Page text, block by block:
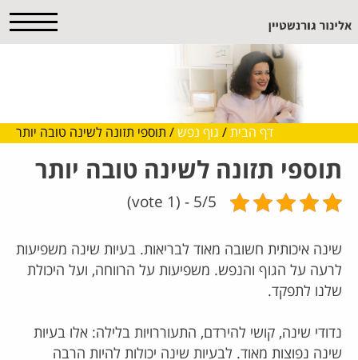
דף הבית / גוף נפש / תוספי תזונה לשינה טובה יותר
תוספי תזונה לשינה טובה יותר
5/5 - (1 vote)
שינה איכותית חשובה מאוד לבריאות. בעיות שינה משפיעות
לרעה על הגוף והנפש. משפיעות על הרווחה, ועל היכולת
שלנו לתפקד.
נדודי שינה, קושי להירדם, התעוררויות בלילה: אלו בעיות
שינה נפוצות מאוד. לבעיות שינה יכולות להיות הרבה